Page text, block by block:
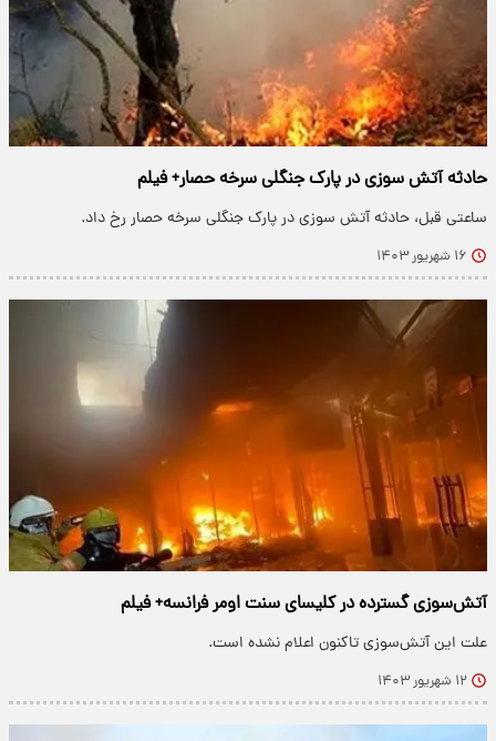
حادثه آتش سوزی در پارک جنگلی سرخه حصار+ فیلم
ساعتی قبل، حادثه آتش سوزی در پارک جنگلی سرخه حصار رخ داد.
۱۶ شهریور ۱۴۰۳
آتش‌سوزی گسترده در کلیسای سنت اومر فرانسه+ فیلم
علت این آتش‌سوزی تاکنون اعلام نشده است.
۱۲ شهریور ۱۴۰۳